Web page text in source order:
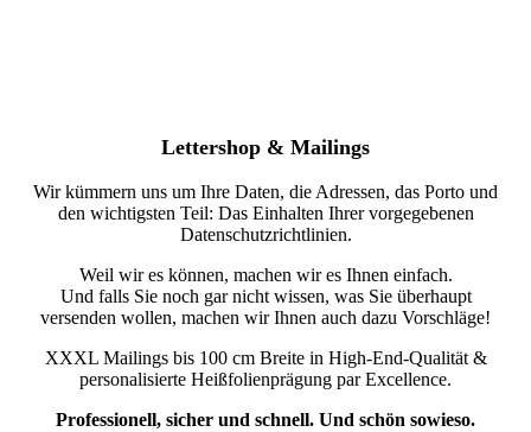
Lettershop & Mailings
Wir kümmern uns um Ihre Daten, die Adressen, das Porto und
den wichtigsten Teil: Das Einhalten Ihrer vorgegebenen
Datenschutzrichtlinien.
Weil wir es können, machen wir es Ihnen einfach.
Und falls Sie noch gar nicht wissen, was Sie überhaupt
versenden wollen, machen wir Ihnen auch dazu Vorschläge!
XXXL Mailings bis 100 cm Breite in High-End-Qualität &
personalisierte Heißfolienprägung par Excellence.
Professionell, sicher und schnell. Und schön sowieso.